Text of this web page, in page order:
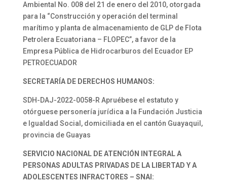
Ambiental No. 008 del 21 de enero del 2010, otorgada
para la “Construcción y operación del terminal
marítimo y planta de almacenamiento de GLP de Flota
Petrolera Ecuatoriana – FLOPEC”, a favor de la
Empresa Pública de Hidrocarburos del Ecuador EP
PETROECUADOR
SECRETARÍA DE DERECHOS HUMANOS:
SDH-DAJ-2022-0058-R Apruébese el estatuto y
otórguese personería jurídica a la Fundación Justicia
e Igualdad Social, domiciliada en el cantón Guayaquil,
provincia de Guayas
SERVICIO NACIONAL DE ATENCIÓN INTEGRAL A
PERSONAS ADULTAS PRIVADAS DE LA LIBERTAD Y A
ADOLESCENTES INFRACTORES – SNAI: